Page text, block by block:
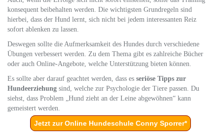
konsequent beibehalten werden. Die wichtigsten Grundregeln sind
hierbei, dass der Hund lernt, sich nicht bei jedem interessanten Reiz
sofort ablenken zu lassen.
Deswegen sollte die Aufmerksamkeit des Hundes durch verschiedene
Übungen verbessert werden. Zu dem Thema gibt es zahlreiche Bücher
oder auch Online-Angebote, welche Unterstützung bieten können.
Es sollte aber darauf geachtet werden, dass es seriöse Tipps zur
Hundeerziehung sind, welche zur Psychologie der Tiere passen. Du
siehst, dass Problem „Hund zieht an der Leine abgewöhnen“ kann
gemeistert werden.
Jetzt zur Online Hundeschule Conny Sporrer*